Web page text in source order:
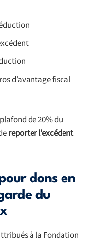
d’avantage fiscal
de 20% du
reporter l’excédent
dons en
du
à la Fondation